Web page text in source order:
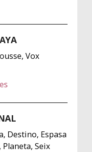
Vox
Destino, Espasa
Seix